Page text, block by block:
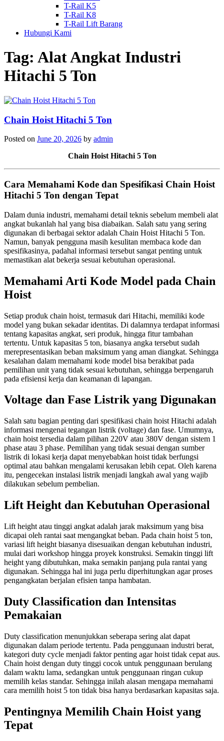
T-Rail K5
T-Rail K8
T-Rail Lift Barang
Hubungi Kami
Tag: Alat Angkat Industri
Hitachi 5 Ton
Chain Hoist Hitachi 5 Ton
Posted on June 20, 2026 by admin
Chain Hoist Hitachi 5 Ton
Cara Memahami Kode dan Spesifikasi Chain Hoist
Hitachi 5 Ton dengan Tepat
Dalam dunia industri, memahami detail teknis sebelum membeli alat
angkat bukanlah hal yang bisa diabaikan. Salah satu yang sering
digunakan di berbagai sektor adalah Chain Hoist Hitachi 5 Ton.
Namun, banyak pengguna masih kesulitan membaca kode dan
spesifikasinya, padahal informasi tersebut sangat penting untuk
memastikan alat bekerja sesuai kebutuhan operasional.
Memahami Arti Kode Model pada Chain
Hoist
Setiap produk chain hoist, termasuk dari Hitachi, memiliki kode
model yang bukan sekadar identitas. Di dalamnya terdapat informasi
tentang kapasitas angkat, seri produk, hingga fitur tambahan
tertentu. Untuk kapasitas 5 ton, biasanya angka tersebut sudah
merepresentasikan beban maksimum yang aman diangkat. Sehingga
kesalahan dalam memahami kode model bisa berakibat pada
pemilihan unit yang tidak sesuai kebutuhan, sehingga berpengaruh
pada efisiensi kerja dan keamanan di lapangan.
Voltage dan Fase Listrik yang Digunakan
Salah satu bagian penting dari spesifikasi chain hoist Hitachi adalah
informasi mengenai tegangan listrik (voltage) dan fase. Umumnya,
chain hoist tersedia dalam pilihan 220V atau 380V dengan sistem 1
phase atau 3 phase. Pemilihan yang tidak sesuai dengan sumber
listrik di lokasi kerja dapat menyebabkan hoist tidak berfungsi
optimal atau bahkan mengalami kerusakan lebih cepat. Oleh karena
itu, pengecekan instalasi listrik menjadi langkah awal yang wajib
dilakukan sebelum pembelian.
Lift Height dan Kebutuhan Operasional
Lift height atau tinggi angkat adalah jarak maksimum yang bisa
dicapai oleh rantai saat mengangkat beban. Pada chain hoist 5 ton,
variasi lift height biasanya disesuaikan dengan kebutuhan industri,
mulai dari workshop hingga proyek konstruksi. Semakin tinggi lift
height yang dibutuhkan, maka semakin panjang pula rantai yang
digunakan. Sehingga hal ini juga perlu diperhitungkan agar proses
pengangkatan berjalan efisien tanpa hambatan.
Duty Classification dan Intensitas
Pemakaian
Duty classification menunjukkan seberapa sering alat dapat
digunakan dalam periode tertentu. Pada penggunaan industri berat,
kategori duty cycle menjadi faktor penting agar hoist tidak cepat aus.
Chain hoist dengan duty tinggi cocok untuk penggunaan berulang
dalam waktu lama, sedangkan untuk penggunaan ringan cukup
memilih kelas standar. Sehingga inilah alasan mengapa memahami
cara memilih hoist 5 ton tidak bisa hanya berdasarkan kapasitas saja.
Pentingnya Memilih Chain Hoist yang
Tepat